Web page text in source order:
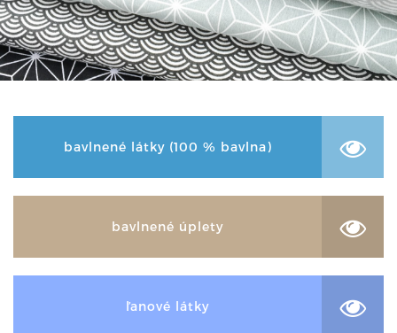
bavlnené látky (100 % bavlna)
bavlnené úplety
ľanové látky